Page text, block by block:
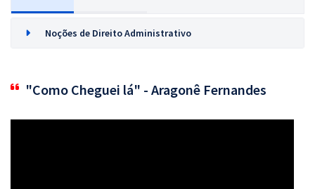
Noções de Direito Administrativo
"Como Cheguei lá" - Aragonê Fernandes